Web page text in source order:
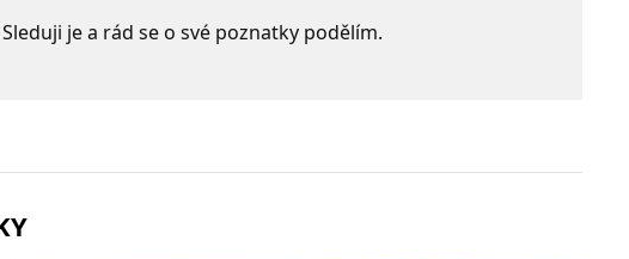
je a rád se o své poznatky podělím.